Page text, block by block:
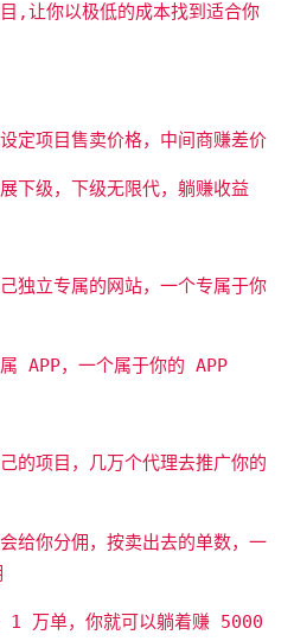
,让你以极低的成本找到适合你
定项目售卖价格，中间商赚差价
下级，下级无限代，躺赚收益
独立专属的网站，一个专属于你
APP，一个属于你的 APP
的项目，几万个代理去推广你的
给你分佣，按卖出去的单数，一
1 万单，你就可以躺着赚 5000